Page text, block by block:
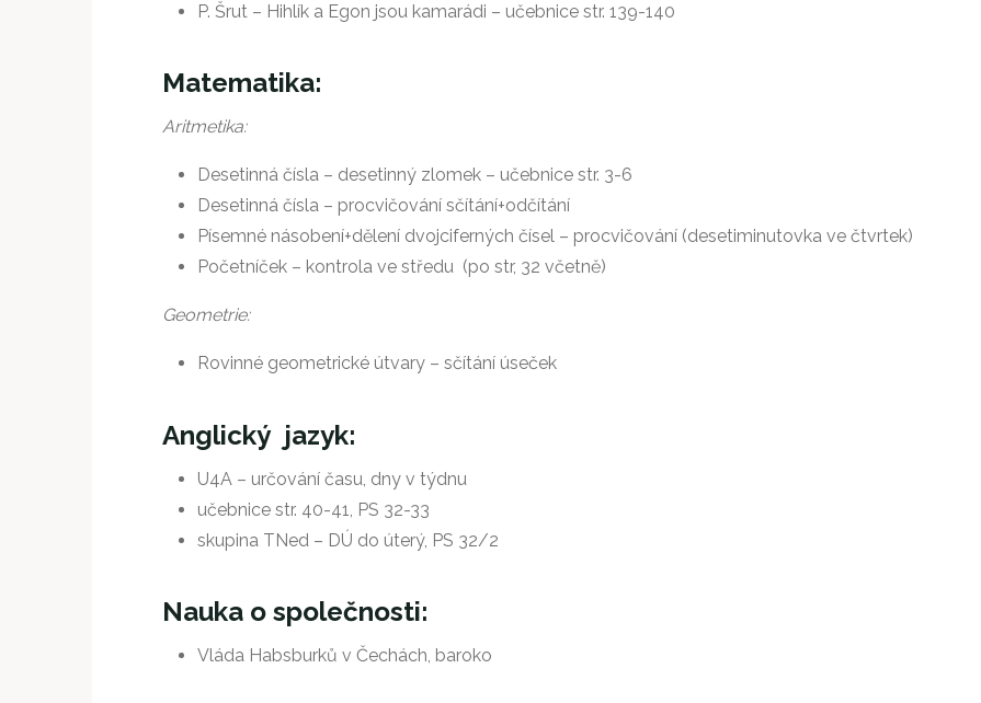
P. Šrut – Hihlík a Egon jsou kamarádi – učebnice str. 139-140
Matematika:
Aritmetika:
Desetinná čísla – desetinný zlomek – učebnice str. 3-6
Desetinná čísla – procvičování sčítání+odčítání
Písemné násobení+dělení dvojciferných čísel – procvičování (desetiminutovka ve čtvrtek)
Početníček – kontrola ve středu (po str, 32 včetně)
Geometrie:
Rovinné geometrické útvary – sčítání úseček
Anglický jazyk:
U4A – určování času, dny v týdnu
učebnice str. 40-41, PS 32-33
skupina TNed – DÚ do úterý, PS 32/2
Nauka o společnosti:
Vláda Habsburků v Čechách, baroko